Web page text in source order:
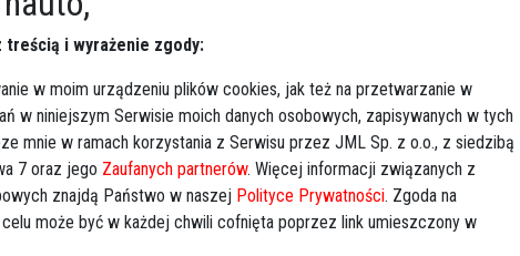
o godz.
Kujawska 13 w Ostrołęce
ul. Krańcowa
Waldemar Sobociński, ul.
ROCZNICA
Marek
Irena Murawska
Irena
Mariusz
treścią i wyrażenie zgody:
w moim urządzeniu plików cookies, jak też na przetwarzanie w
w niniejszym Serwisie moich danych osobowych, zapisywanych w tych
mnie w ramach korzystania z Serwisu przez JML Sp. z o.o., z siedzibą
7 oraz jego Zaufanych partnerów. Więcej informacji związanych z
znajdą Państwo w naszej Polityce Prywatności. Zgoda na
może być w każdej chwili cofnięta poprzez link umieszczony w